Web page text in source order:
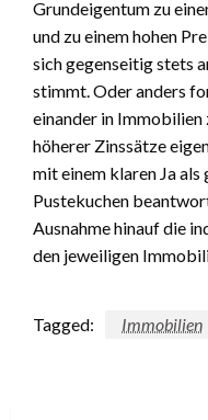
Grundeigentum zu
und zu einem hohen
sich gegenseitig stets
stimmt. Oder anders
einander in Immobilien
höherer Zinssätze
mit einem klaren Ja als
Pustekuchen
Ausnahme hinauf die
den jeweiligen
Tagged: Immobilien